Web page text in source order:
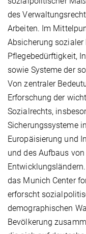
des
Arbeiten. Im
Absicherung sozialer
Pflegebedürftigkeit,
sowie Systeme der
Von zentraler
Erforschung der
Sozialrechts,
Sicherungssysteme
Europäisierung und
und des Aufbaus
das Munich Center
erforscht
demographischen
Bevölkerung